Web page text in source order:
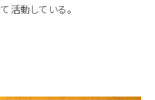
活動している。